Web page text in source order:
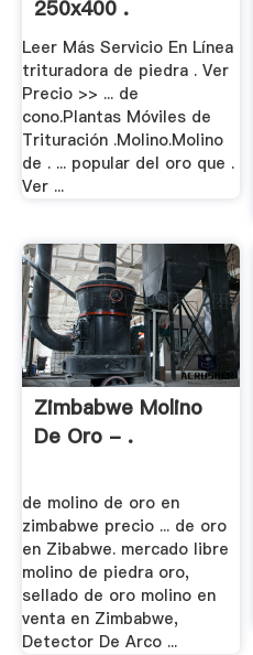
250x400 .
Leer Más Servicio En Línea
trituradora de piedra . Ver
Precio >> ... de
cono.Plantas Móviles de
Trituración .Molino.Molino
de . ... popular del oro que .
Ver ...
Zimbabwe Molino
De Oro - .
de molino de oro en
zimbabwe precio ... de oro
en Zibabwe. mercado libre
molino de piedra oro,
sellado de oro molino en
venta en Zimbabwe,
Detector De Arco ...